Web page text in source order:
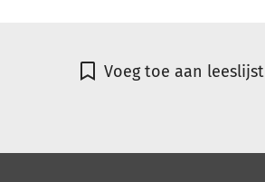
Voeg toe aan leeslijst